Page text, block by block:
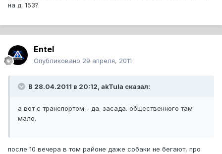
на д. 153?
Entel
Опубликовано 29 апреля, 2011
В 28.04.2011 в 20:12, akTula сказал:
а вот с транспортом - да. засада. общественного там
мало.
после 10 вечера в том районе даже собаки не бегают, про